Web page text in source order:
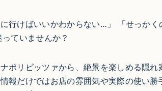
行けばいいかわからない…」 「せっか
ていませんか？
ポリピッツァから、絶景を楽しめる隠れ
報だけではお店の雰囲気や実際の使い勝